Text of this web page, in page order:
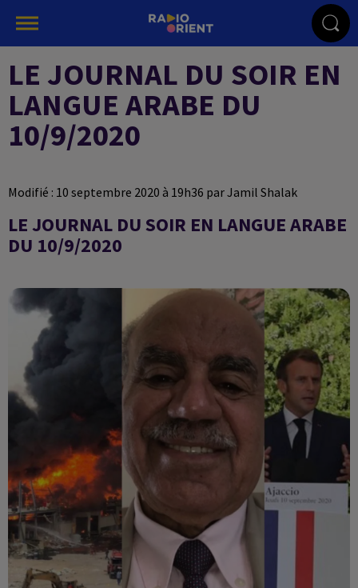
LE JOURNAL DU SOIR EN
LANGUE ARABE DU
10/9/2020
Modifié : 10 septembre 2020 à 19h36 par Jamil Shalak
LE JOURNAL DU SOIR EN LANGUE ARABE
DU 10/9/2020